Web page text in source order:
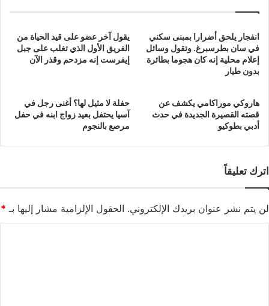
انفجار يلحق أضرارا بمبنى سكني
في سان بطرسبرغ. وتقول وسائل
إعلام محلية إنه كان هجوما بطائرة
بدون طيار
يقول آخر عضو على قيد الحياة من
الفريق الأول الذي تغلب على جبل
إيفرست إنه مزدحم وقذر الآن
هاروكي موراكامي يكشف عن
قصته القصيرة الجديدة في حدث
أدبي بطوكيو
حفلة لا مثيل لها؟ أغنى رجل في
آسيا يحتفل بعيد زواج ابنه في حفل
مرصع بالنجوم
اترك تعليقاً
لن يتم نشر عنوان بريدك الإلكتروني. الحقول الإلزامية مشار إليها بـ *